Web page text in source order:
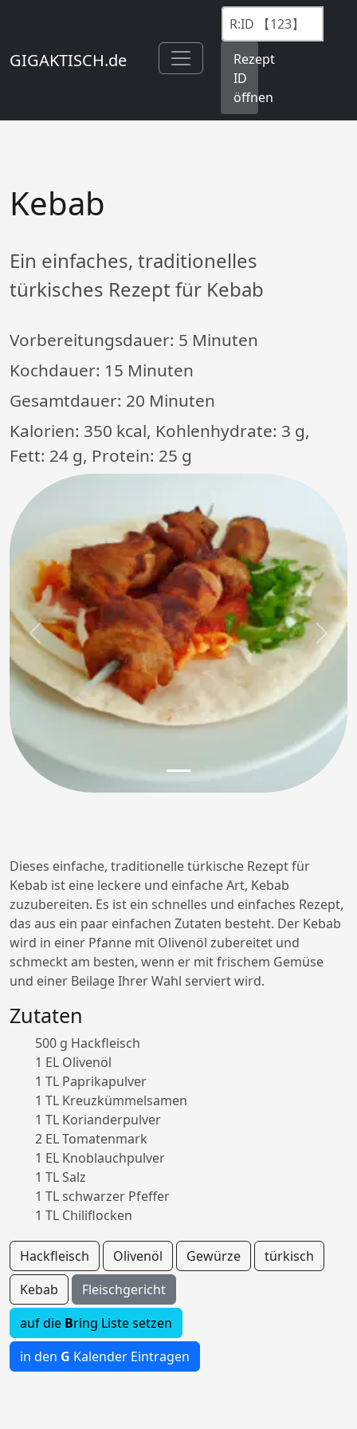
GIGAKTISCH.de
Rezept
ID
öffnen
Kebab
Ein einfaches, traditionelles
türkisches Rezept für Kebab
Vorbereitungsdauer: 5 Minuten
Kochdauer: 15 Minuten
Gesamtdauer: 20 Minuten
Kalorien: 350 kcal, Kohlenhydrate: 3 g,
Fett: 24 g, Protein: 25 g
Previous Next
Dieses einfache, traditionelle türkische Rezept für
Kebab ist eine leckere und einfache Art, Kebab
zuzubereiten. Es ist ein schnelles und einfaches Rezept,
das aus ein paar einfachen Zutaten besteht. Der Kebab
wird in einer Pfanne mit Olivenöl zubereitet und
schmeckt am besten, wenn er mit frischem Gemüse
und einer Beilage Ihrer Wahl serviert wird.
Zutaten
500 g Hackfleisch
1 EL Olivenöl
1 TL Paprikapulver
1 TL Kreuzkümmelsamen
1 TL Korianderpulver
2 EL Tomatenmark
1 EL Knoblauchpulver
1 TL Salz
1 TL schwarzer Pfeffer
1 TL Chiliflocken
Hackfleisch Olivenöl Gewürze
türkisch
Kebab
Fleischgericht
auf die Bring Liste setzen
in den G Kalender Eintragen